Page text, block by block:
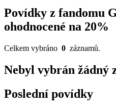
Povídky z fandomu
ohodnocené na 20%
Celkem vybráno 0 záznamů.
Nebyl vybrán žádný
Poslední povídky